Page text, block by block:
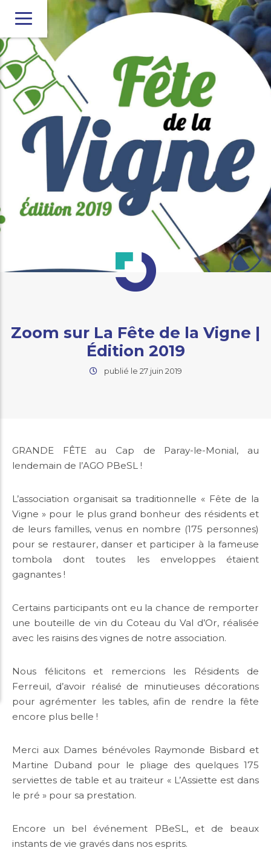
Zoom sur La Fête de la Vigne |
Édition 2019
publié le 27 juin 2019
GRANDE FÊTE au Cap de Paray-le-Monial, au
lendemain de l’AGO PBeSL !
L’association organisait sa traditionnelle « Fête de la
Vigne » pour le plus grand bonheur des résidents et
de leurs familles, venus en nombre (175 personnes)
pour se restaurer, danser et participer à la fameuse
tombola dont toutes les enveloppes étaient
gagnantes !
Certains participants ont eu la chance de remporter
une bouteille de vin du Coteau du Val d’Or, réalisée
avec les raisins des vignes de notre association.
Nous félicitons et remercions les Résidents de
Ferreuil, d’avoir réalisé de minutieuses décorations
pour agrémenter les tables, afin de rendre la fête
encore plus belle !
Merci aux Dames bénévoles Raymonde Bisbard et
Martine Duband pour le pliage des quelques 175
serviettes de table et au traiteur « L’Assiette est dans
le pré » pour sa prestation.
Encore un bel événement PBeSL, et de beaux
instants de vie gravés dans nos esprits.